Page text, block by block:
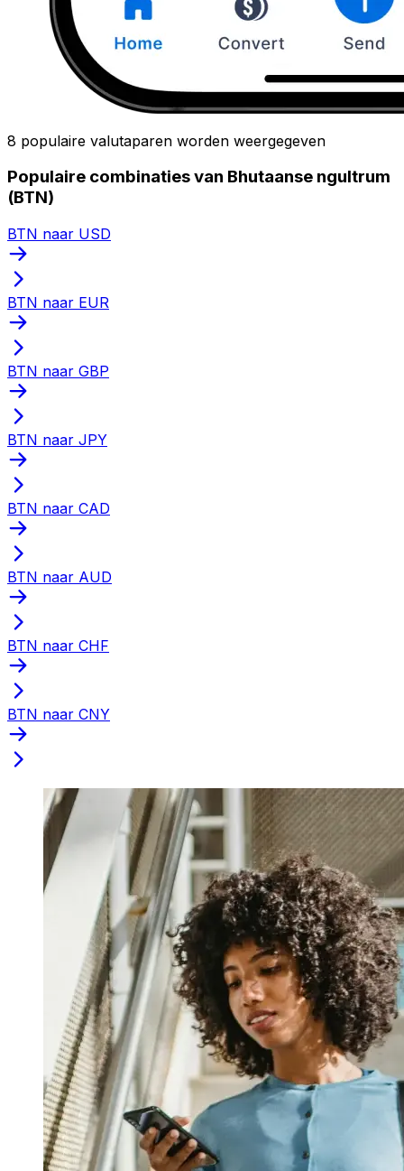
8 populaire valutaparen worden weergegeven
Populaire combinaties van Bhutaanse ngultrum
(BTN)
BTN naar USD
BTN naar EUR
BTN naar GBP
BTN naar JPY
BTN naar CAD
BTN naar AUD
BTN naar CHF
BTN naar CNY